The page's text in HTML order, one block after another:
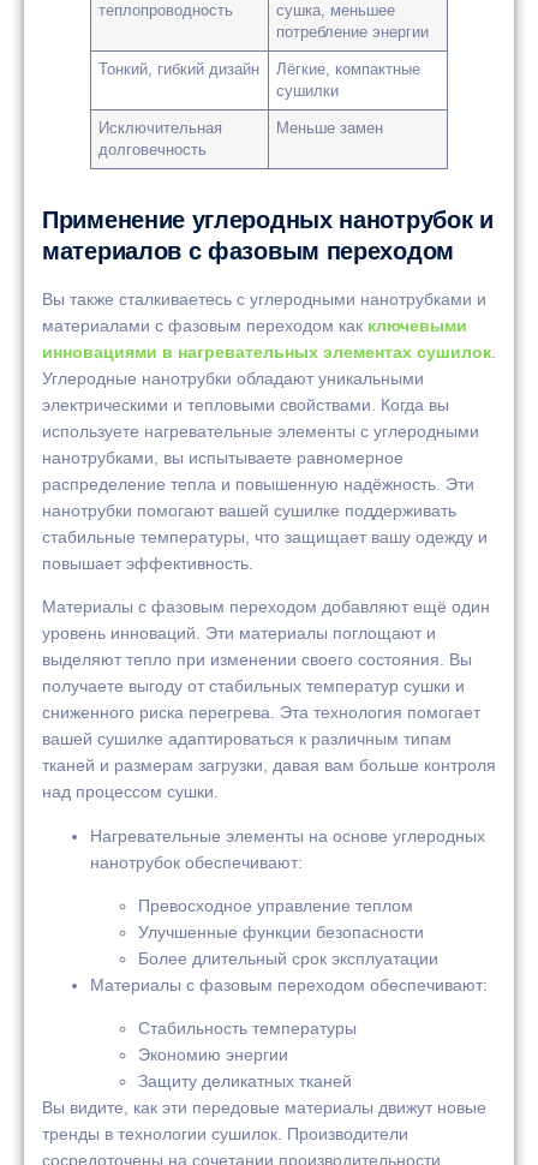
теплопроводность
сушка, меньшее
потребление энергии
Тонкий, гибкий дизайн
Лёгкие, компактные
сушилки
Исключительная
долговечность
Меньше замен
Применение углеродных нанотрубок и
материалов с фазовым переходом
Вы также сталкиваетесь с углеродными нанотрубками и
материалами с фазовым переходом как ключевыми
инновациями в нагревательных элементах сушилок
Углеродные нанотрубки обладают уникальными
электрическими и тепловыми свойствами. Когда вы
используете нагревательные элементы с углеродными
нанотрубками, вы испытываете равномерное
распределение тепла и повышенную надёжность. Эти
нанотрубки помогают вашей сушилке поддерживать
стабильные температуры, что защищает вашу одежду и
повышает эффективность.
Материалы с фазовым переходом добавляют ещё один
уровень инноваций. Эти материалы поглощают и
выделяют тепло при изменении своего состояния. Вы
получаете выгоду от стабильных температур сушки и
сниженного риска перегрева. Эта технология помогает
вашей сушилке адаптироваться к различным типам
тканей и размерам загрузки, давая вам больше контроля
над процессом сушки.
Нагревательные элементы на основе углеродных
нанотрубок обеспечивают:
Превосходное управление теплом
Улучшенные функции безопасности
Более длительный срок эксплуатации
Материалы с фазовым переходом обеспечивают:
Стабильность температуры
Экономию энергии
Защиту деликатных тканей
Вы видите, как эти передовые материалы движут новые
тренды в технологии сушилок. Производители
сосредоточены на сочетании производительности,